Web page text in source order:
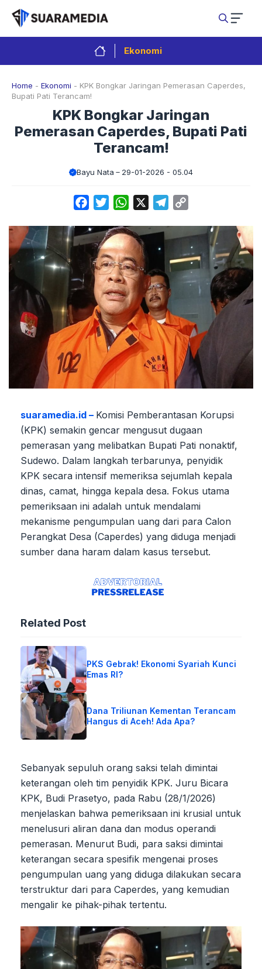
Langsung
isi
Ekonomi
Home - Ekonomi - KPK Bongkar Jaringan Pemerasan Caperdes,
Bupati Pati Terancam!
KPK Bongkar Jaringan
Pemerasan Caperdes, Bupati Pati
Terancam!
Bayu Nata 29-01-2026 - 05.04
FacebookTwitterWhatsApp Telegram
suaramedia.id – Komisi Pemberantasan Korupsi
(KPK) semakin gencar mengusut dugaan
pemerasan yang melibatkan Bupati Pati nonaktif,
Sudewo. Dalam langkah terbarunya, penyidik
KPK secara intensif memeriksa sejumlah kepala
dinas, camat, hingga kepala desa. Fokus utama
pemeriksaan ini adalah untuk mendalami
mekanisme pengumpulan uang dari para Calon
Perangkat Desa (Caperdes) yang diduga menjadi
sumber dana haram dalam kasus tersebut.
Related Post
PKS Gebrak! Ekonomi Syariah Kunci
Emas RI?
Dana Triliunan Kementan Terancam
Hangus di Aceh! Ada Apa?
Sebanyak sepuluh orang saksi telah dimintai
keterangan oleh tim penyidik KPK. Juru Bicara
KPK, Budi Prasetyo, pada Rabu (28/1/2026)
menjelaskan bahwa pemeriksaan ini krusial untuk
menelusuri aliran dana dan modus operandi
pemerasan. Menurut Budi, para saksi dimintai
keterangan secara spesifik mengenai proses
pengumpulan uang yang diduga dilakukan secara
terstruktur dari para Caperdes, yang kemudian
mengalir ke pihak-pihak tertentu.